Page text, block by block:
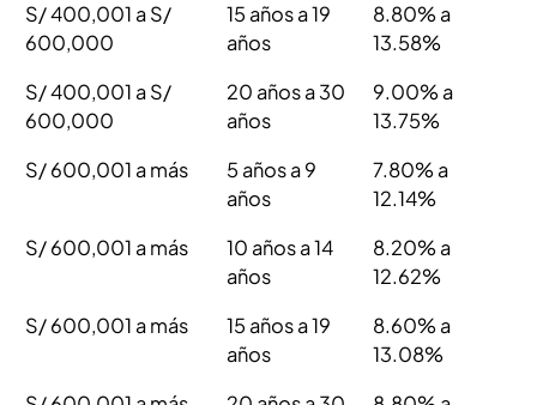
S/ 400,001 a S/
600,000
15 años a 19
años
8.80% a
13.58%
S/ 400,001 a S/
600,000
20 años a 30
años
9.00% a
13.75%
S/ 600,001 a más
5 años a 9
años
7.80% a
12.14%
S/ 600,001 a más
10 años a 14
años
8.20% a
12.62%
S/ 600,001 a más
15 años a 19
años
8.60% a
13.08%